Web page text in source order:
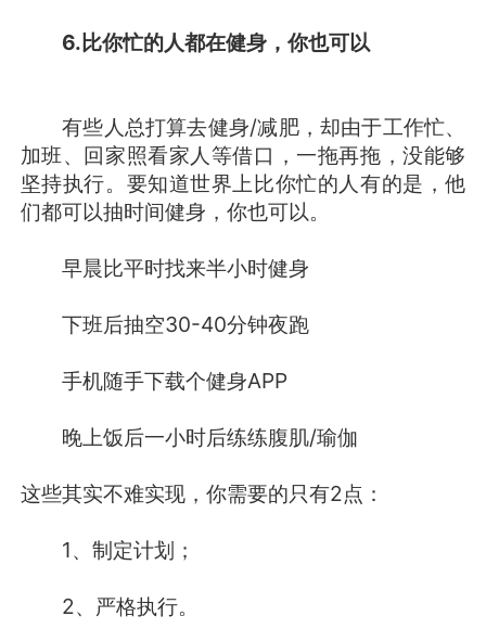
6.比你忙的人都在健身，你也可以
有些人总打算去健身/减肥，却由于工作忙、
加班、回家照看家人等借口，一拖再拖，没能够
坚持执行。要知道世界上比你忙的人有的是，他
们都可以抽时间健身，你也可以。
早晨比平时找来半小时健身
下班后抽空30-40分钟夜跑
手机随手下载个健身APP
晚上饭后一小时后练练腹肌/瑜伽
这些其实不难实现，你需要的只有2点：
1、制定计划；
2、严格执行。